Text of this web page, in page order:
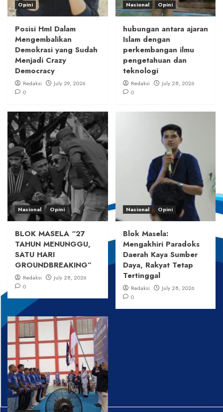
Opini
Posisi HmI Dalam
Mengembalikan
Demokrasi yang Sudah
Menjadi Crazy
Democracy
Redaksi
July 29, 2026
0
Nasional Opini
hubungan antara ajaran
Islam dengan
perkembangan ilmu
pengetahuan dan
teknologi
Redaksi
July 28, 2026
0
Nasional Opini
BLOK MASELA “27
TAHUN MENUNGGU,
SATU HARI
GROUNDBREAKING”
Redaksi
July 28, 2026
0
Nasional Opini
Blok Masela:
Mengakhiri Paradoks
Daerah Kaya Sumber
Daya, Rakyat Tetap
Tertinggal
Redaksi
July 28, 2026
0